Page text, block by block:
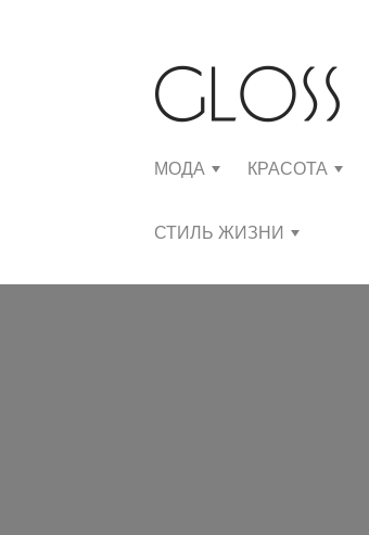
МОДА КРАСОТА
СТИЛЬ ЖИЗНИ